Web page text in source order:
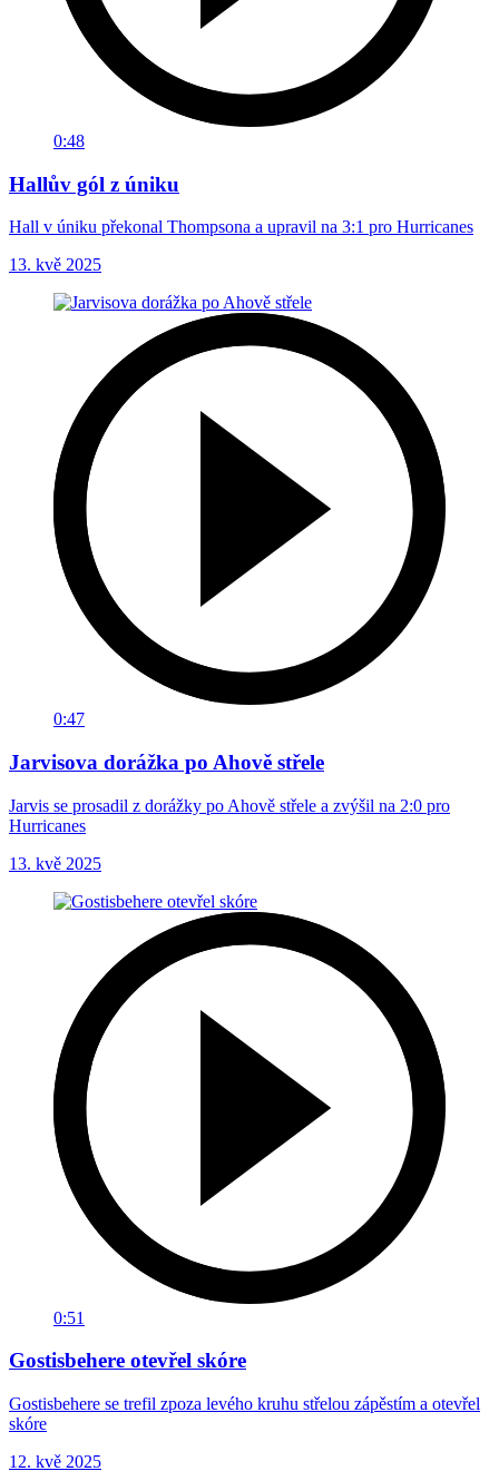
0:48
Hallův gól z úniku
Hall v úniku překonal Thompsona a upravil na 3:1 pro Hurricanes
13. kvě 2025
0:47
Jarvisova dorážka po Ahově střele
Jarvis se prosadil z dorážky po Ahově střele a zvýšil na 2:0 pro
Hurricanes
13. kvě 2025
0:51
Gostisbehere otevřel skóre
Gostisbehere se trefil zpoza levého kruhu střelou zápěstím a otevřel
skóre
12. kvě 2025